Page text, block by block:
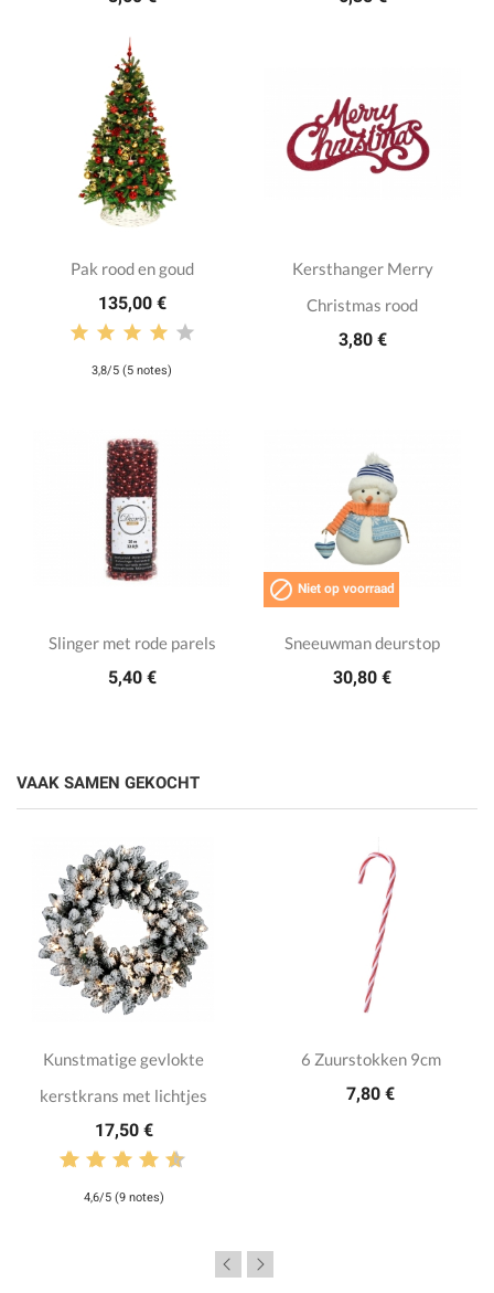
Pak rood en goud
135,00 €
3,8/5 (5 notes)
Kersthanger Merry
Christmas rood
3,80 €
Slinger met rode parels
5,40 €
 Niet op voorraad
Sneeuwman deurstop
30,80 €
VAAK SAMEN GEKOCHT
Kunstmatige gevlokte
kerstkrans met lichtjes
17,50 €
4,6/5 (9 notes)
6 Zuurstokken 9cm
7,80 €